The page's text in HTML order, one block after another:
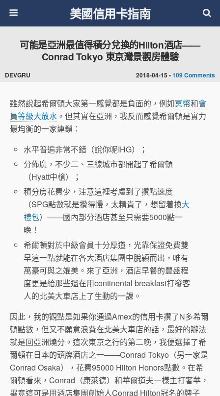
美國信用卡指南
2018-04-15 •109 Comments
可能是亞洲最值得積分兌換的Hilton酒店——
Conrad Tokyo 東京灣景觀房體驗
DEVGRU
雖然說起希爾頓大家第一感覺都是負面的，例如冥幣和會
員等級大放水 。但其實在亞洲，我反而感覺希爾頓是實力
最均衡的一家連鎖：
水平普遍非常不錯（說你呢IHG）；
分佈廣，不少二、三線城市都開起了希爾頓
（Hyatt中槍）；
積分房花費少，注意這裡考慮到了攢點速度
（SPG點數就是攢得慢，太精貴了，想留着換大
禮包）——國內部分酒店甚至只需要5000點一
晚！
希爾頓對於中級會員十分厚道，光靠保證免費雙
早這一點就能在各大酒店集團中脫穎而出，唯有
萬豪可與之媲美。來了亞洲，酒店早餐的豐盛程
度更是給那些還在用continental breakfast打發客
人的北美大車店上了生動的一課。
因此，我的觀點是如果你通過Amex的信用卡攢了N多希爾
頓點數，但又不願意浪費在北美大車店的話，最好的辦法
就是回亞洲燒分。這次東京之行的第二晚，我便選擇了希
爾頓在日本的頭牌酒店之一——Conrad Tokyo（另一家是
Conrad Osaka），花費95000 Hilton Honors點數。在希
爾頓看來，Conrad（康萊德）和華爾道夫一樣主打奢華，
畢竟這可是用酒店集團創始人Conrad Hilton冠名的牌子